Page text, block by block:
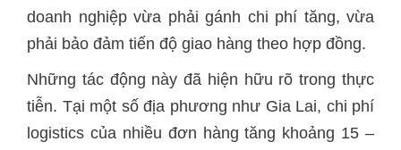
doanh nghiệp vừa phải gánh chi phí tăng, vừa
phải bảo đảm tiến độ giao hàng theo hợp đồng.
Những tác động này đã hiện hữu rõ trong thực
tiễn. Tại một số địa phương như Gia Lai, chi phí
logistics của nhiều đơn hàng tăng khoảng 15 –